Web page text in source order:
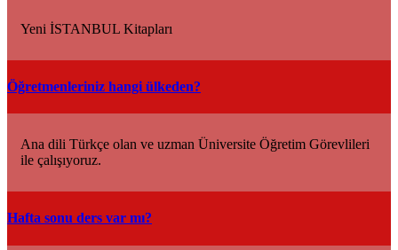
Yeni İSTANBUL Kitapları
Öğretmenleriniz hangi ülkeden?
Ana dili Türkçe olan ve uzman Üniversite Öğretim Görevlileri
ile çalışıyoruz.
Hafta sonu ders var mı?